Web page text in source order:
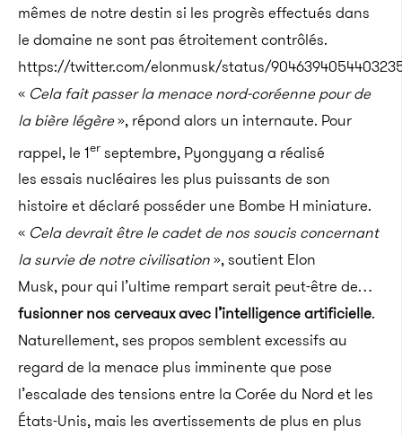
mêmes de notre destin si les progrès effectués dans
le domaine ne sont pas étroitement contrôlés.
https://twitter.com/elonmusk/status/
« Cela fait passer la menace nord-coréenne pour de
la bière légère», répond alors un internaute. Pour
rappel, le 1er septembre, Pyongyang a réalisé
les essais nucléaires les plus puissants de son
histoire et déclaré posséder une Bombe H miniature.
« Cela devrait être le cadet de nos soucis concernant
la survie de notre civilisation», soutient Elon
Musk, pour qui l’ultime rempart serait peut-être de…
fusionner nos cerveaux avec l’intelligence artificielle.
Naturellement, ses propos semblent excessifs au
regard de la menace plus imminente que pose
l’escalade des tensions entre la Corée du Nord et les
États-Unis, mais les avertissements de plus en plus